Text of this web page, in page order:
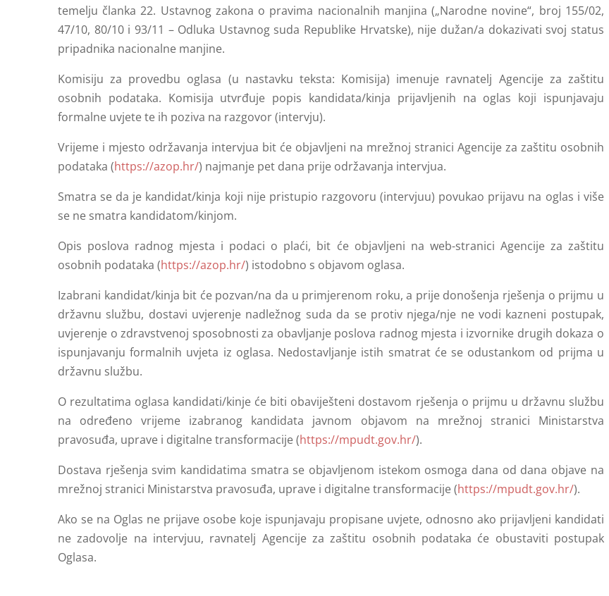
temelju članka 22. Ustavnog zakona o pravima nacionalnih manjina („Narodne novine“, broj 155/02,
47/10, 80/10 i 93/11 – Odluka Ustavnog suda Republike Hrvatske), nije dužan/a dokazivati svoj status
pripadnika nacionalne manjine.
Komisiju za provedbu oglasa (u nastavku teksta: Komisija) imenuje ravnatelj Agencije za zaštitu
osobnih podataka. Komisija utvrđuje popis kandidata/kinja prijavljenih na oglas koji ispunjavaju
formalne uvjete te ih poziva na razgovor (intervju).
Vrijeme i mjesto održavanja intervjua bit će objavljeni na mrežnoj stranici Agencije za zaštitu osobnih
podataka (https://azop.hr/) najmanje pet dana prije održavanja intervjua.
Smatra se da je kandidat/kinja koji nije pristupio razgovoru (intervjuu) povukao prijavu na oglas i više
se ne smatra kandidatom/kinjom.
Opis poslova radnog mjesta i podaci o plaći, bit će objavljeni na web-stranici Agencije za zaštitu
osobnih podataka (https://azop.hr/) istodobno s objavom oglasa.
Izabrani kandidat/kinja bit će pozvan/na da u primjerenom roku, a prije donošenja rješenja o prijmu u
državnu službu, dostavi uvjerenje nadležnog suda da se protiv njega/nje ne vodi kazneni postupak,
uvjerenje o zdravstvenoj sposobnosti za obavljanje poslova radnog mjesta i izvornike drugih dokaza o
ispunjavanju formalnih uvjeta iz oglasa. Nedostavljanje istih smatrat će se odustankom od prijma u
državnu službu.
O rezultatima oglasa kandidati/kinje će biti obaviješteni dostavom rješenja o prijmu u državnu službu
na određeno vrijeme izabranog kandidata javnom objavom na mrežnoj stranici Ministarstva
pravosuđa, uprave i digitalne transformacije (https://mpudt.gov.hr/).
Dostava rješenja svim kandidatima smatra se objavljenom istekom osmoga dana od dana objave na
mrežnoj stranici Ministarstva pravosuđa, uprave i digitalne transformacije (https://mpudt.gov.hr/).
Ako se na Oglas ne prijave osobe koje ispunjavaju propisane uvjete, odnosno ako prijavljeni kandidati
ne zadovolje na intervjuu, ravnatelj Agencije za zaštitu osobnih podataka će obustaviti postupak
Oglasa.